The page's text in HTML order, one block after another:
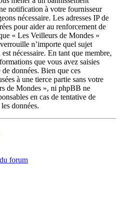
notification à votre fournisseur
nécessaire. Les adresses IP de
pour aider au renforcement de
« Les Veilleurs de Mondes »
n’importe quel sujet
nécessaire. En tant que membre,
que vous avez saisies
de données. Bien que ces
à une tierce partie sans votre
de Mondes », ni phpBB ne
en cas de tentative de
données.
forum